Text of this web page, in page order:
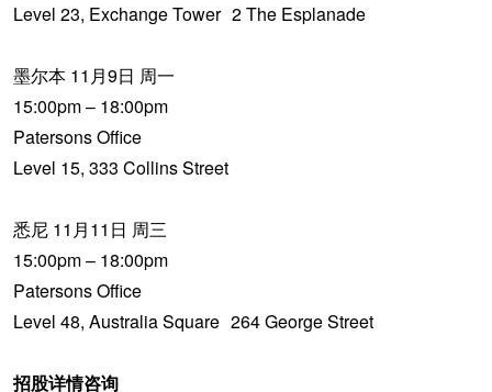
Level 23, Exchange Tower 2 The Esplanade
墨尔本 11月9日 周一
15:00pm – 18:00pm
Patersons Office
Level 15, 333 Collins Street
悉尼 11月11日 周三
15:00pm – 18:00pm
Patersons Office
Level 48, Australia Square 264 George Street
招股详情咨询